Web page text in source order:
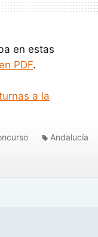
en estas
PDF.
a la
Andalucía